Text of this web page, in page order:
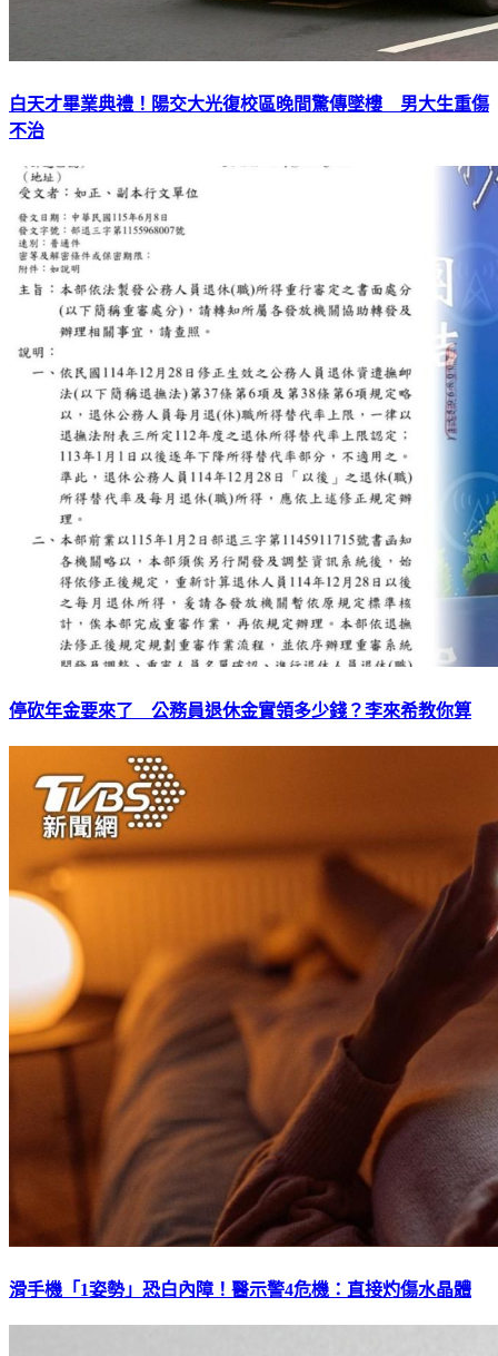
白天才畢業典禮！陽交大光復校區晚間驚傳墜樓 男大生重傷
不治
停砍年金要來了 公務員退休金實領多少錢？李來希教你算
滑手機「1姿勢」恐白內障！醫示警4危機：直接灼傷水晶體